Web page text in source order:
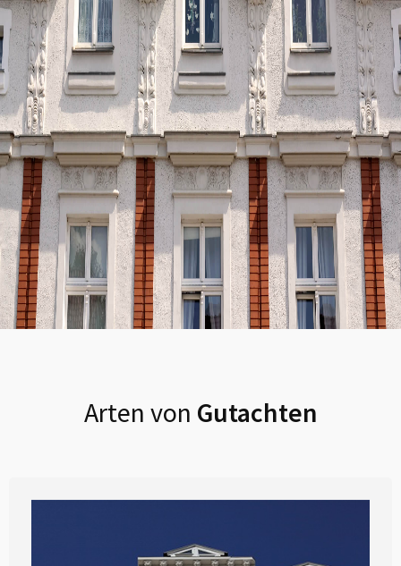
Arten von Gutachten